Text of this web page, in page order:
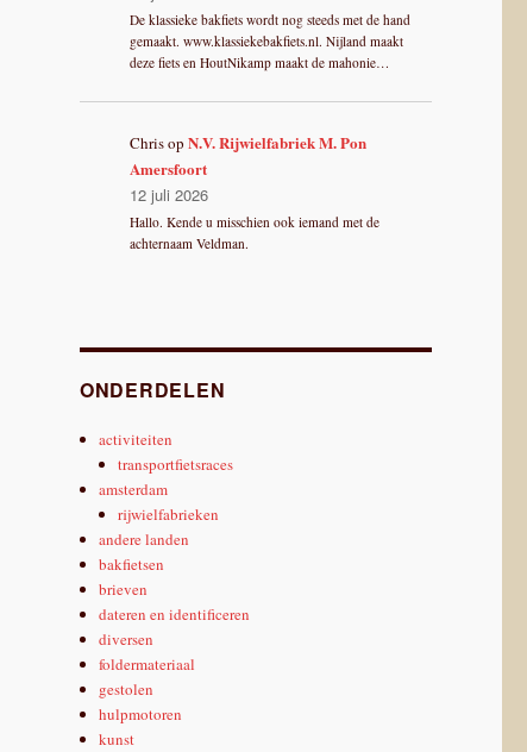
De klassieke bakfiets wordt nog steeds met de hand
gemaakt. www.klassiekebakfiets.nl. Nijland maakt
deze fiets en HoutNikamp maakt de mahonie…
ChrisopN.V. Rijwielfabriek M. Pon
Amersfoort
12 juli 2026
Hallo. Kende u misschien ook iemand met de
achternaam Veldman.
ONDERDELEN
activiteiten
transportfietsraces
amsterdam
rijwielfabrieken
andere landen
bakfietsen
brieven
dateren en identificeren
diversen
foldermateriaal
gestolen
hulpmotoren
kunst